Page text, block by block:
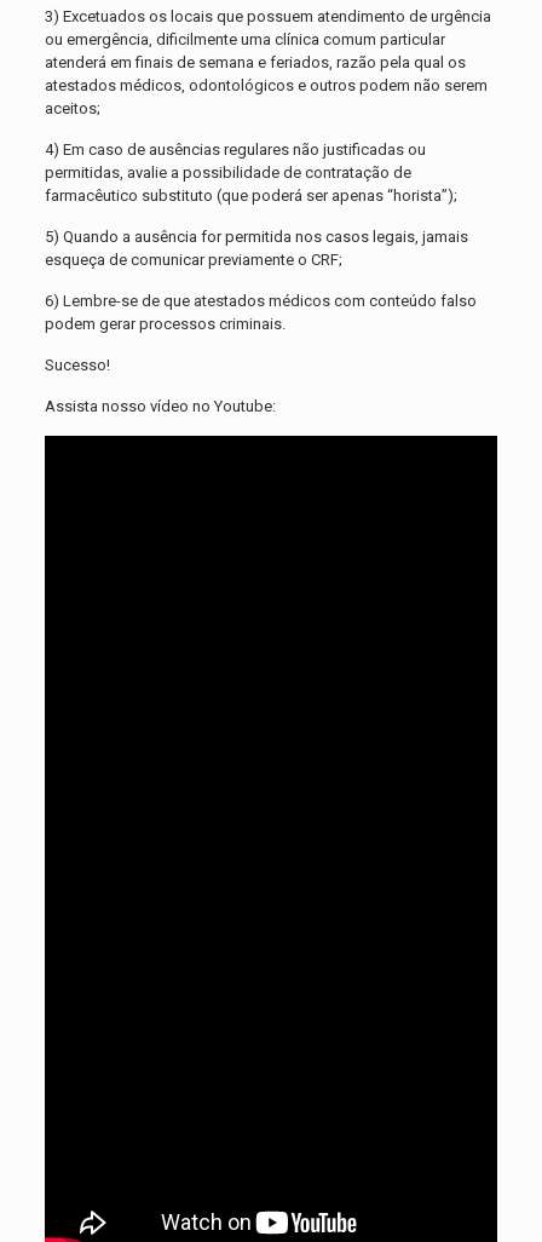
3) Excetuados os locais que possuem atendimento de urgência
ou emergência, dificilmente uma clínica comum particular
atenderá em finais de semana e feriados, razão pela qual os
atestados médicos, odontológicos e outros podem não serem
aceitos;
4) Em caso de ausências regulares não justificadas ou
permitidas, avalie a possibilidade de contratação de
farmacêutico substituto (que poderá ser apenas “horista”);
5) Quando a ausência for permitida nos casos legais, jamais
esqueça de comunicar previamente o CRF;
6) Lembre-se de que atestados médicos com conteúdo falso
podem gerar processos criminais.
Sucesso!
Assista nosso vídeo no Youtube: